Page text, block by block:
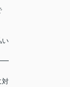
い
対